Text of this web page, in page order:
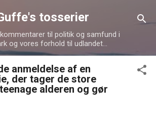
videre til hovedindholdet
tosserier
til politik og samfund i
og vores forhold til udlandet...
anmeldelse af en
der tager de store
alderen og gør